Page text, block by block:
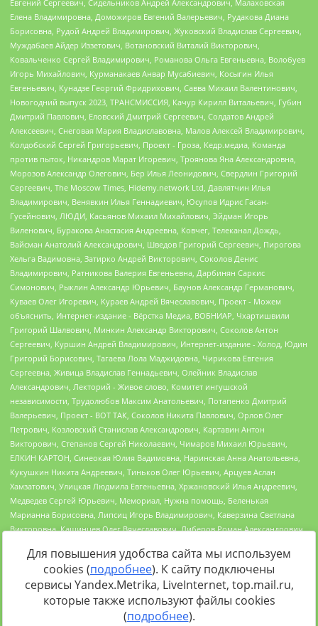
Источник:https://minjust.gov.ru/uploaded/files/reestr-
inostrannyih-agentov-22-03-2024.pdfданные на22.03.2024
Для повышения удобства сайта мы используем
cookies (подробнее). К сайту подключены
сервисы Yandex.Metrika, LiveInternet, top.mail.ru,
которые также используют файлы cookies
(подробнее).